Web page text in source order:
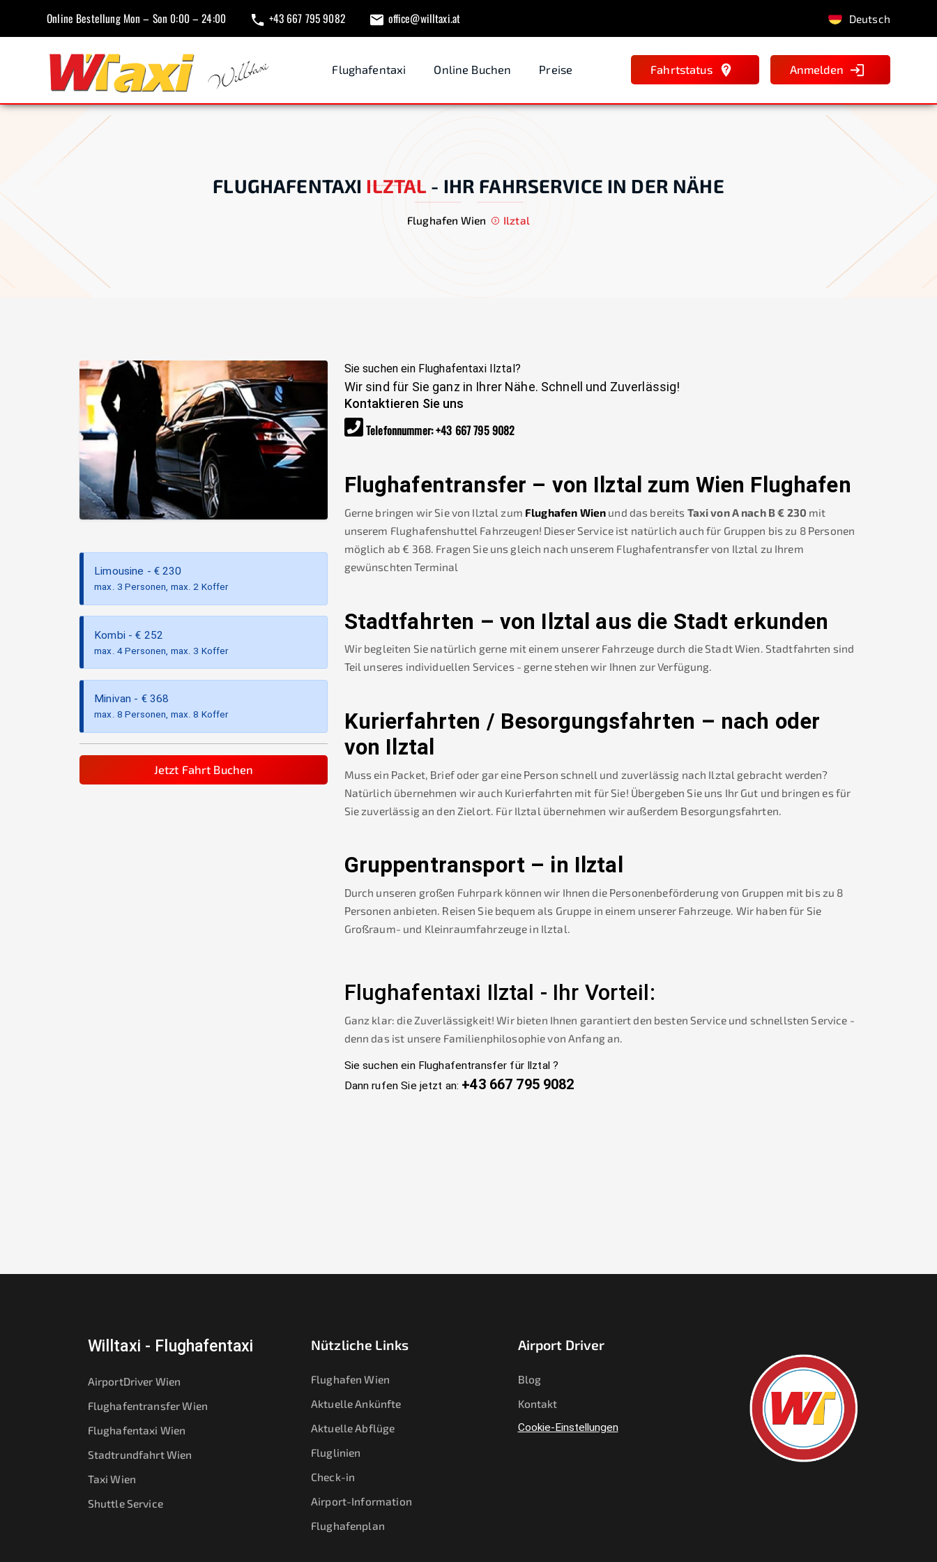
Online Bestellung Mon – Son 0:00 – 24:00 +43 667 795 9082 office@willtaxi.at Deutsch
Flughafentaxi Online Buchen Preise Fahrtstatus Anmelden
FLUGHAFENTAXI ILZTAL - IHR FAHRSERVICE IN DER NÄHE
Flughafen Wien Ilztal
Limousine - €230
max. 3 Personen, max. 2 Koffer
Kombi - € 252
max. 4 Personen, max. 3 Koffer
Minivan - € 368
max. 8 Personen, max. 8 Koffer
Jetzt Fahrt Buchen
Sie suchen ein Flughafentaxi Ilztal?
Wir sind für Sie ganz in Ihrer Nähe. Schnell und Zuverlässig!
Kontaktieren Sie uns
Telefonnummer:+43 667 795 9082
Flughafentransfer – von Ilztal zum Wien Flughafen
Gerne bringen wir Sie von Ilztal zum Flughafen Wien und das bereits Taxi von A nach B€ 230 mit
unserem Flughafenshuttel Fahrzeugen! Dieser Service ist natürlich auch für Gruppen bis zu 8 Personen
möglich ab € 368. Fragen Sie uns gleich nach unserem Flughafentransfer von Ilztal zu Ihrem
gewünschten Terminal
Stadtfahrten – von Ilztal aus die Stadt erkunden
Wir begleiten Sie natürlich gerne mit einem unserer Fahrzeuge durch die Stadt Wien. Stadtfahrten sind
Teil unseres individuellen Services - gerne stehen wir Ihnen zur Verfügung.
Kurierfahrten / Besorgungsfahrten – nach oder
von Ilztal
Muss ein Packet, Brief oder gar eine Person schnell und zuverlässig nach Ilztal gebracht werden?
Natürlich übernehmen wir auch Kurierfahrten mit für Sie! Übergeben Sie uns Ihr Gut und bringen es für
Sie zuverlässig an den Zielort. Für Ilztal übernehmen wir außerdem Besorgungsfahrten.
Gruppentransport – in Ilztal
Durch unseren großen Fuhrpark können wir Ihnen die Personenbeförderung von Gruppen mit bis zu 8
Personen anbieten. Reisen Sie bequem als Gruppe in einem unserer Fahrzeuge. Wir haben für Sie
Großraum- und Kleinraumfahrzeuge in Ilztal.
Flughafentaxi Ilztal - Ihr Vorteil:
Ganz klar: die Zuverlässigkeit! Wir bieten Ihnen garantiert den besten Service und schnellsten Service -
denn das ist unsere Familienphilosophie von Anfang an.
Sie suchen ein Flughafentransfer für Ilztal?
Dann rufen Sie jetzt an: +43 667 795 9082
Willtaxi - Flughafentaxi
AirportDriver Wien
Flughafentransfer Wien
Flughafentaxi Wien
Stadtrundfahrt Wien
Taxi Wien
Shuttle Service
Nützliche Links
Flughafen Wien
Aktuelle Ankünfte
Aktuelle Abflüge
Fluglinien
Check-in
Airport-Information
Flughafenplan
Airport Driver
Blog
Kontakt
Cookie-Einstellungen